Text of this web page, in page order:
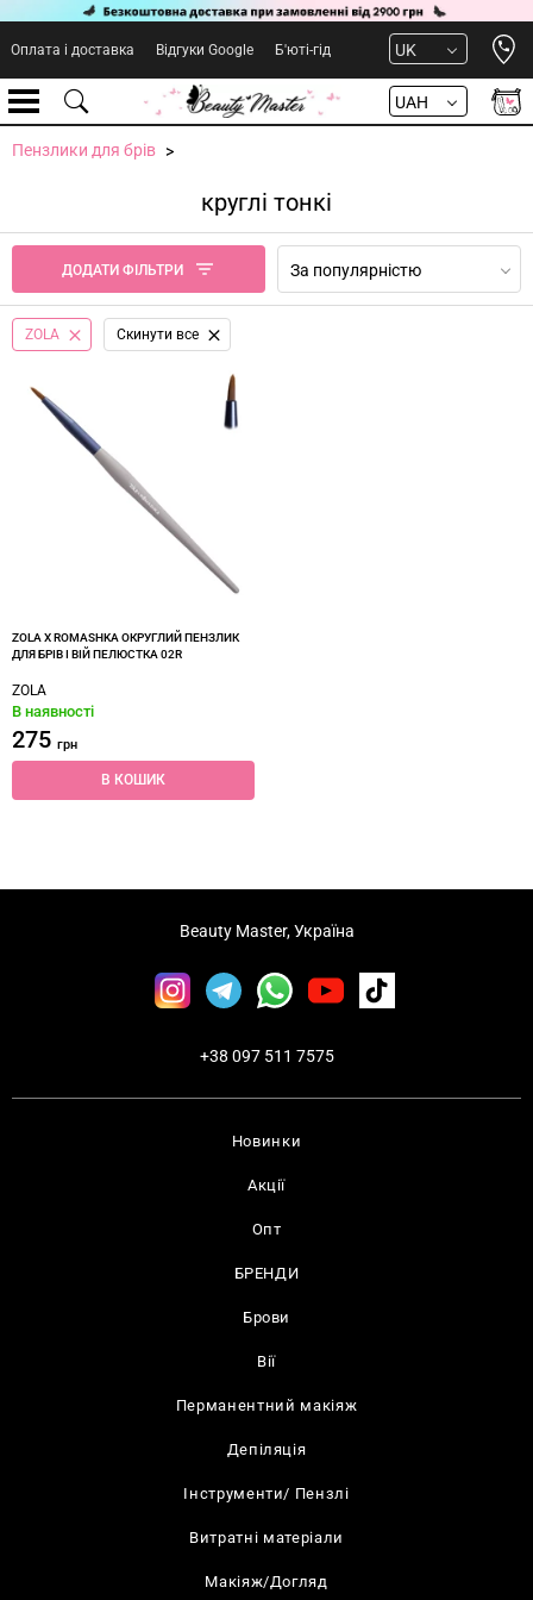
Оплата і доставка Відгуки Google Б'юті-гід UK
UAH
Пензлики для брів
круглі тонкі
ДОДАТИ ФІЛЬТРИ За популярністю
ZOLA Cкинути все
ZOLA X ROMASHKA ОКРУГЛИЙ ПЕНЗЛИК
ДЛЯ БРІВ І ВІЙ ПЕЛЮСТКА 02R
ZOLA
В наявності
275 грн
В КОШИК
Новинки
Акції
Опт
БРЕНДИ
Брови
Вії
Перманентний макіяж
Депіляція
Інструменти/ Пензлі
Витратні матеріали
Макіяж/Догляд
Beauty Master, Україна
+38 097 511 7575